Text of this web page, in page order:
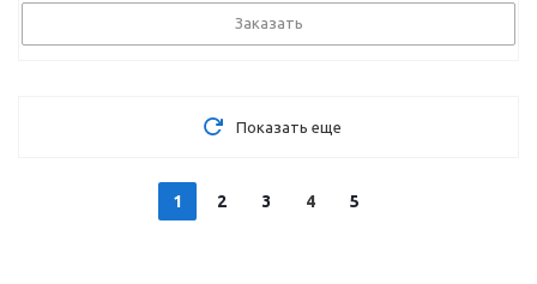
Заказать
Показать еще
1 2 3 4 5